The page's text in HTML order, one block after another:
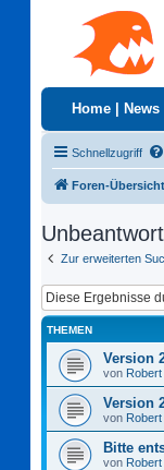
Home News
Schnellzugriff
Foren-Übersicht
Zur erweiterten
THEMEN
Version
von
Version
von
Bitte
von